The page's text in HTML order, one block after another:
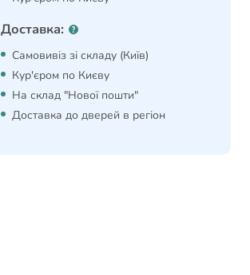
Доставка:
Самовивіз зі складу (Київ)
Кур'єром по Києву
На склад "Нової пошти"
Доставка до дверей в регіон